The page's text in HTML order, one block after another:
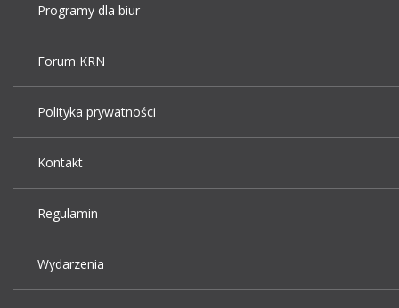
Programy dla biur
Forum KRN
Polityka prywatności
Kontakt
Regulamin
Wydarzenia